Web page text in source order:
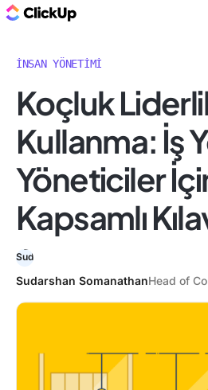
İNSAN YÖNETIMI
Koçluk
Kullanma: İş
Yöneticiler
Kapsamlı
Sudarshan SomanathanHead of